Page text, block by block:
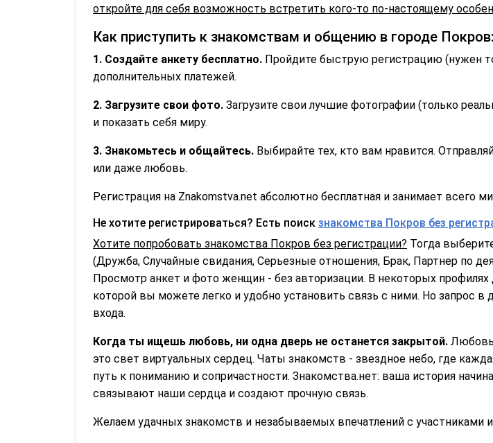
откройте для себя возможность встретить кого-то по-настоящему
Как приступить к знакомствам и общению в городе Покров:
1. Создайте анкету бесплатно. Пройдите быструю регистрацию (нужен
дополнительных платежей.
2. Загрузите свои фото. Загрузите свои лучшие фотографии (только
и показать себя миру.
3. Знакомьтесь и общайтесь. Выбирайте тех, кто вам нравится.
или даже любовь.
Регистрация на Znakomstva.net абсолютно бесплатная и занимает всего
Не хотите регистрироваться? Есть поиск знакомства Покров без
Хотите попробовать знакомства Покров без регистрации? Тогда
(Дружба, Случайные свидания, Серьезные отношения, Брак, Партнер по
Просмотр анкет и фото женщин - без авторизации. В некоторых
которой вы можете легко и удобно установить связь с ними. Но запрос в
входа.
Когда ты ищешь любовь, ни одна дверь не останется закрытой. Любовь
это свет виртуальных сердец. Чаты знакомств - звездное небо, где
путь к пониманию и сопричастности. Знакомства.нет: ваша история
связывают наши сердца и создают прочную связь.
Желаем удачных знакомств и незабываемых впечатлений с участниками